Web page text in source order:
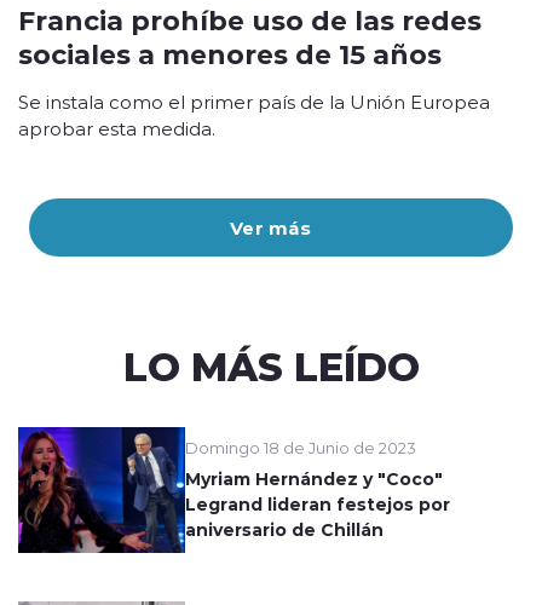
Ver más
Francia prohíbe uso de las redes
sociales a menores de 15 años
Se instala como el primer país de la Unión Europea
aprobar esta medida.
LO MÁS LEÍDO
Domingo 18 de Junio de 2023
Myriam Hernández y "Coco"
Legrand lideran festejos por
aniversario de Chillán